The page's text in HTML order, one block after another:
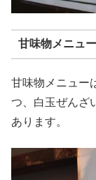
甘味物メニュー
甘味物メニュー
つ、白玉ぜんざ
あります。